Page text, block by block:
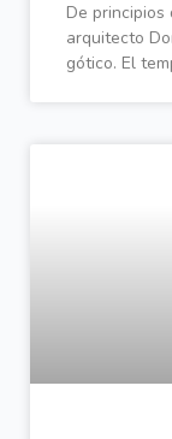
De
arquitecto
gótico. El